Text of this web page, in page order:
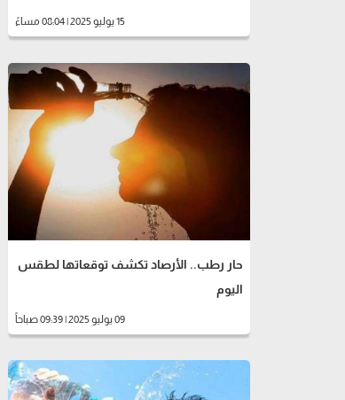
15 يوليو 2025 | 08:04 مساءً
حار رطب.. الأرصاد تكشف توقعاتها لطقس
اليوم
09 يوليو 2025 | 09:39 صباحاً